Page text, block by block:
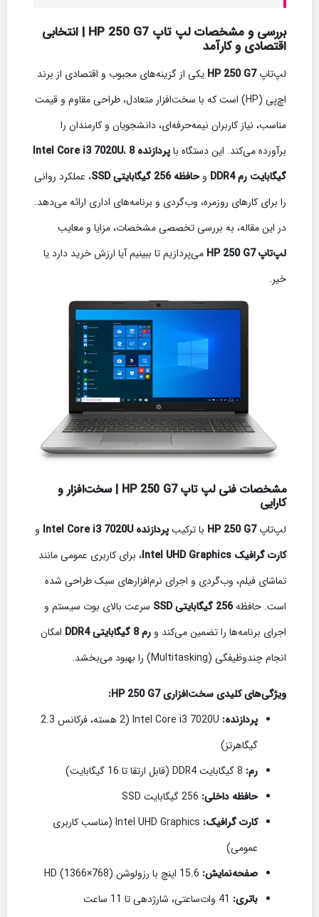
بررسی و مشخصات لپ تاپ HP 250 G7 | انتخابی
اقتصادی و کارآمد
لپ‌تاپHP 250 G7 یکی از گزینه‌های محبوب و اقتصادی از برند
اچ‌پی (HP) است که با سخت‌افزار متعادل، طراحی مقاوم و قیمت
مناسب، نیاز کاربران نیمه‌حرفه‌ای، دانشجویان و کارمندان را
برآورده می‌کند. این دستگاه باپردازنده Intel Core i3 7020U ، 8
گیگابایت رم DDR4
و حافظه 256 گیگابایتی SSD
، عملکرد روانی
را برای کارهای روزمره، وب‌گردی و برنامه‌های اداری ارائه می‌دهد.
در این مقاله، به بررسی تخصصی مشخصات، مزایا و معایب
لپ‌تاپ HP 250 G7
می‌پردازیم تا ببینیم آیا ارزش خرید دارد یا
خیر.
مشخصات فنی لپ تاپ HP 250 G7 | سخت‌افزار و
کارایی
لپ‌تاپHP 250 G7 با ترکیبپردازنده Intel Core i3 7020U
و
کارت گرافیک Intel UHD Graphics
، برای کاربری عمومی مانند
تماشای فیلم، وب‌گردی و اجرای نرم‌افزارهای سبک طراحی شده
است. حافظه256 گیگابایتی SSD
سرعت بالای بوت سیستم و
اجرای برنامه‌ها را تضمین می‌کند و رم 8 گیگابایتی DDR4
امکان
انجام چندوظیفگی (Multitasking) را بهبود می‌بخشد.
ویژگی‌های کلیدی سخت‌افزاری HP 250 G7:
پردازنده:
Intel Core i3 7020U (2 هسته، فرکانس 2.3
گیگاهرتز)
رم:
حافظه داخلی:
کارت گرافیک:
Intel UHD Graphics (مناسب کاربری
عمومی)
صفحه‌نمایش:
باتری: